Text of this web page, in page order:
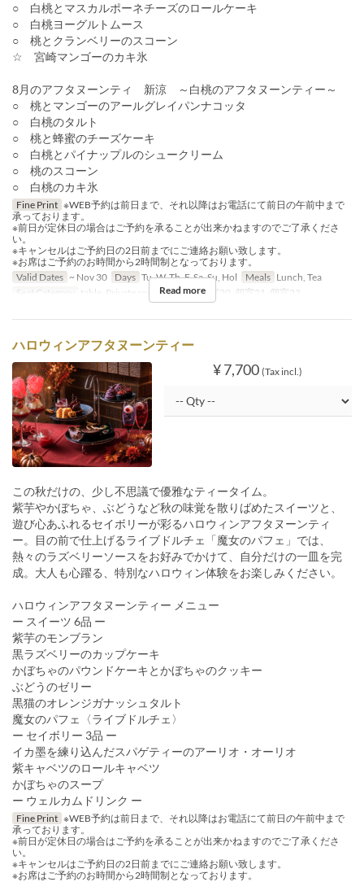
○ 白桃とマスカルポーネチーズのロールケーキ
○ 白桃ヨーグルトムース
○ 桃とクランベリーのスコーン
☆ 宮崎マンゴーのカキ氷
8月のアフタヌーンティ 新涼 ～白桃のアフタヌーンティー～
○ 桃とマンゴーのアールグレイパンナコッタ
○ 白桃のタルト
○ 桃と蜂蜜のチーズケーキ
○ 白桃とパイナップルのシュークリーム
○ 桃のスコーン
○ 白桃のカキ氷
Fine Print ※WEB予約は前日まで、それ以降はお電話にて前日の午前中まで
承っております。
※前日が定休日の場合はご予約を承ることが出来かねますのでご了承くださ
い。
※キャンセルはご予約日の2日前までにご連絡お願い致します。
※お席はご予約のお時間から2時間制となっております。
Valid Dates ~ Nov 30 Days Tu, W, Th, F, Sa, Su, Hol Meals Lunch, Tea
Seat Category
table, Private room, 個室19, 個室20, 個室21, 個室22
Read more
ハロウィンアフタヌーンティー
¥ 7,700 (Tax incl.)
この秋だけの、少し不思議で優雅なティータイム。
紫芋やかぼちゃ、ぶどうなど秋の味覚を散りばめたスイーツと、
遊び心あふれるセイボリーが彩るハロウィンアフタヌーンティ
ー。目の前で仕上げるライブドルチェ「魔女のパフェ」では、
熱々のラズベリーソースをお好みでかけて、自分だけの一皿を完
成。大人も心躍る、特別なハロウィン体験をお楽しみください。
ハロウィンアフタヌーンティー メニュー
ー スイーツ 6品 ー
紫芋のモンブラン
黒ラズベリーのカップケーキ
かぼちゃのパウンドケーキとかぼちゃのクッキー
ぶどうのゼリー
黒猫のオレンジガナッシュタルト
魔女のパフェ〈ライブドルチェ〉
ー セイボリー 3品 ー
イカ墨を練り込んだスパゲティーのアーリオ・オーリオ
紫キャベツのロールキャベツ
かぼちゃのスープ
ー ウェルカムドリンク ー
Fine Print ※WEB予約は前日まで、それ以降はお電話にて前日の午前中まで
承っております。
※前日が定休日の場合はご予約を承ることが出来かねますのでご了承くださ
い。
※キャンセルはご予約日の2日前までにご連絡お願い致します。
※お席はご予約のお時間から2時間制となっております。